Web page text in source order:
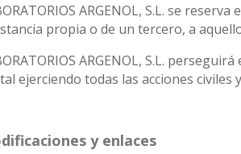
ARGENOL, S.L. se
propia o de un tercero, a
ARGENOL, S.L.
ejerciendo todas las acciones
y enlaces